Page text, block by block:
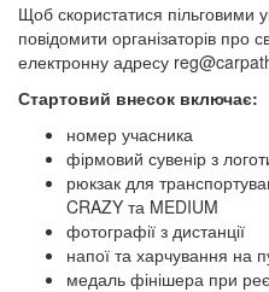
Щоб скористатися пільговими
повідомити організаторів
електронну адресу
Стартовий внесок включає:
номер учасника
фірмовий сувенір з
рюкзак для
CRAZY та MEDIUM
фотографії з дистанції
напої та харчування на
медаль фінішера при